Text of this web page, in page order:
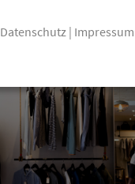
Datenschutz| Impressum